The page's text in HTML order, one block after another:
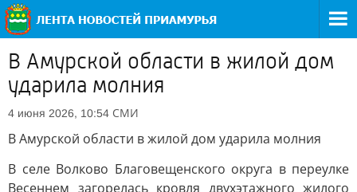
В Амурской области в жилой дом
ударила молния
4 июня 2026, 10:54 СМИ
В Амурской области в жилой дом ударила молния
В селе Волково Благовещенского округа в переулке
Весеннем загорелась кровля двухэтажного жилого